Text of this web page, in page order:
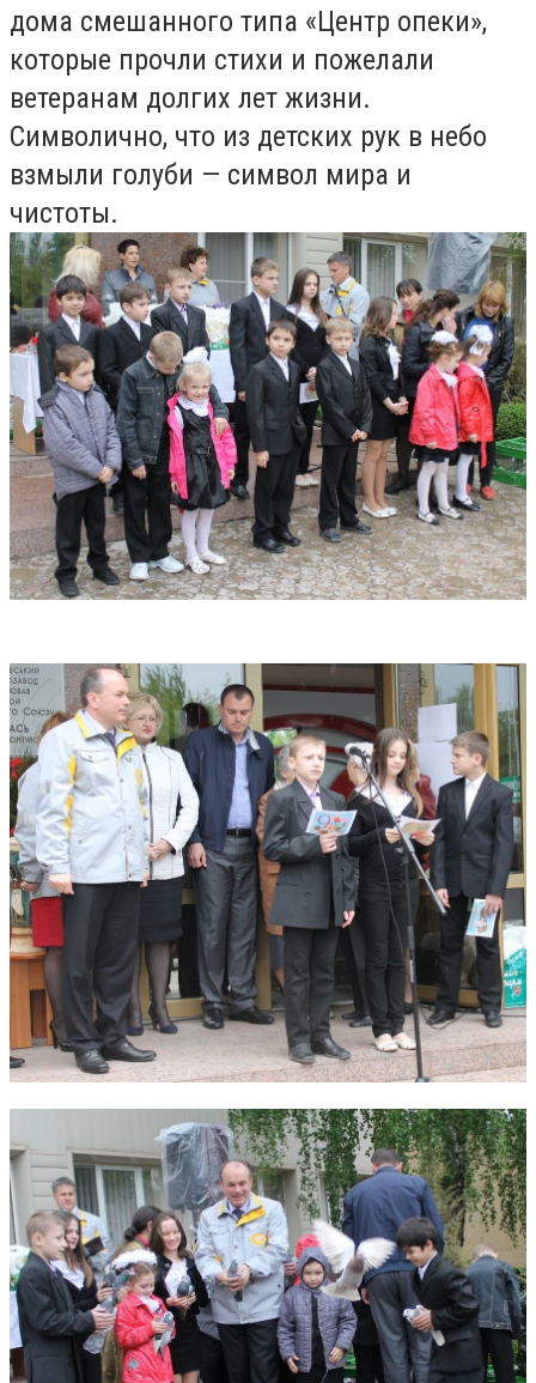
дома смешанного типа «Центр опеки»,
которые прочли стихи и пожелали
ветеранам долгих лет жизни.
Символично, что из детских рук в небо
взмыли голуби — символ мира и
чистоты.